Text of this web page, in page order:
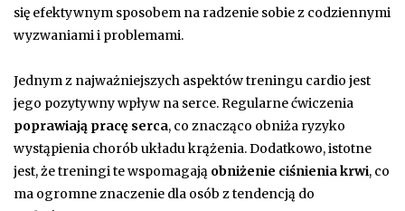
się efektywnym sposobem na radzenie sobie z codziennymi
wyzwaniami i problemami.
Jednym z najważniejszych aspektów treningu cardio jest
jego pozytywny wpływ na serce. Regularne ćwiczenia
poprawiają pracę serca, co znacząco obniża ryzyko
wystąpienia chorób układu krążenia. Dodatkowo, istotne
jest, że treningi te wspomagają obniżenie ciśnienia krwi, co
ma ogromne znaczenie dla osób z tendencją do